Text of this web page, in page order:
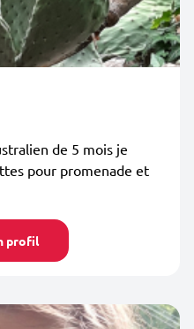
de 5 mois je
pour promenade et
profil